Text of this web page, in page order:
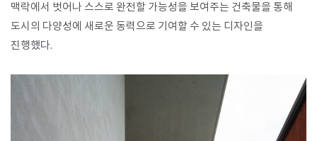
맥락에서 벗어나 스스로 완전할 가능성을 보여주는 건축물을 통해
도시의 다양성에 새로운 동력으로 기여할 수 있는 디자인을
진행했다.